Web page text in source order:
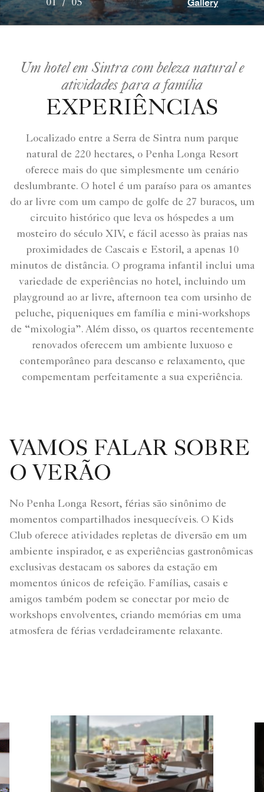
01 / 05 Gallery
Um hotel em Sintra com beleza natural e
atividades para a família
EXPERIÊNCIAS
Localizado entre a Serra de Sintra num parque
natural de 220 hectares, o Penha Longa Resort
oferece mais do que simplesmente um cenário
deslumbrante. O hotel é um paraíso para os amantes
do ar livre com um campo de golfe de 27 buracos, um
circuito histórico que leva os hóspedes a um
mosteiro do século XIV, e fácil acesso às praias nas
proximidades de Cascais e Estoril, a apenas 10
minutos de distância. O programa infantil inclui uma
variedade de experiências no hotel, incluindo um
playground ao ar livre, afternoon tea com ursinho de
peluche, piqueniques em família e mini-workshops
de “mixologia”. Além disso, os quartos recentemente
renovados oferecem um ambiente luxuoso e
contemporâneo para descanso e relaxamento, que
compementam perfeitamente a sua experiência.
VAMOS FALAR SOBRE
O VERÃO
No Penha Longa Resort, férias são sinônimo de
momentos compartilhados inesquecíveis. O Kids
Club oferece atividades repletas de diversão em um
ambiente inspirador, e as experiências gastronômicas
exclusivas destacam os sabores da estação em
momentos únicos de refeição. Famílias, casais e
amigos também podem se conectar por meio de
workshops envolventes, criando memórias em uma
atmosfera de férias verdadeiramente relaxante.